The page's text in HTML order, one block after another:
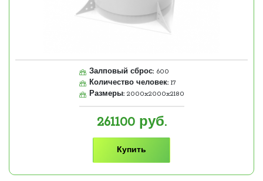
Залповый сброс: 600
Количество человек: 17
Размеры: 2000x2000x2180
261100 руб.
Купить